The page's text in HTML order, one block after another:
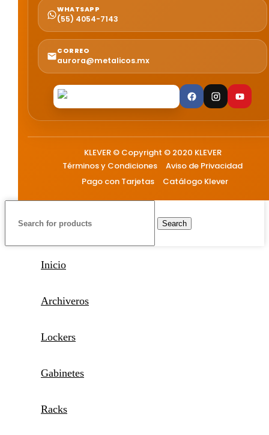
WHATSAPP
(55) 4054-7143
CORREO
aurora@metalicos.mx
KLEVER © Copyright © 2020 KLEVER
Términos y Condiciones
Aviso de Privacidad
Pago con Tarjetas
Catálogo Klever
Search
Inicio
Archiveros
Lockers
Gabinetes
Racks